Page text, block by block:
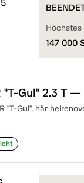
"T-Gul" 2.3 T —
"T-Gul", här
Höchstes
147 000